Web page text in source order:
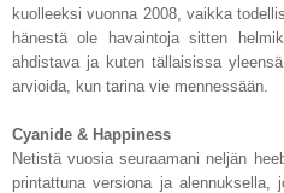
kuolleeksi vuonna 2008, vaikka
hänestä ole havaintoja sitten
ahdistava ja kuten tällaisissa
arvioida, kun tarina vie mennessään.
Cyanide & Happiness
Netistä vuosia seuraamani neljän
printattuna versiona ja alennuksella,